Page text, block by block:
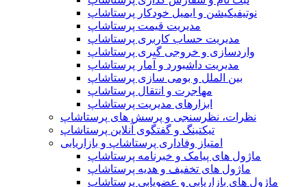
نوتیفیکیشن و ایمیل خودکار پرستاشاپ
مدیریت قیمت پرستاشاپ
مدیریت حساب کاربری پرستاشاپ
واردسازی و خروجی گیری پرستاشاپ
مدیریت داشبورد و آمار پرستاشاپ
بین الملل و بومی سازی پرستاشاپ
مهاجرت و انتقال پرستاشاپ
ابزارهای مدیریت پرستاشاپ
نظرات، نظرسنجی و پرسش های پرستاشاپ
تیکتینگ و گفتگوی آنلاین پرستاشاپ
امتیاز وفاداری پرستاشاپ و بازاریابی
ماژول های پیامک و خبرنامه پرستاشاپ
ماژول های تخفیف و هدیه پرستاشاپ
ماژول های بازاریابی و عضویابی پرستاشاپ